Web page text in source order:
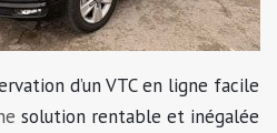
d’un VTC en ligne facile
solution rentable et inégalée